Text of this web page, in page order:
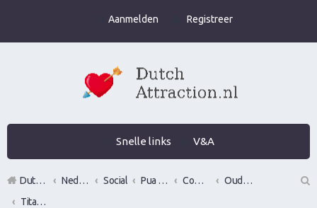
Aanmelden Registreer
Snelle links V&A
DutchAttraction.nl Nederlands grootste Dutch Attraction, Lifestyle, Vrouwen versieren en Pick-Up (PUA) Forum Social Pua evenementen Commerciële bedrijven / Reviews van versier workshops en pick up bootcamps
Oude bedrijven
Titan Seduction